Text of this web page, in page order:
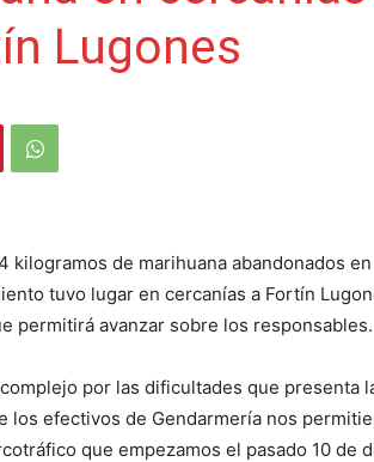
Lugones
kilogramos de marihuana abandonados
tuvo lugar en cercanías a Fortín
permitirá avanzar sobre los responsables.
por las dificultades que presenta
los efectivos de Gendarmería nos
que empezamos el pasado 10 de